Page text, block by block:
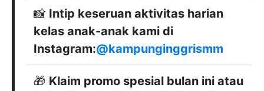
📸 Intip keseruan aktivitas harian
kelas anak-anak kami di
Instagram:@kampunginggrismm
🎁 Klaim promo spesial bulan ini atau